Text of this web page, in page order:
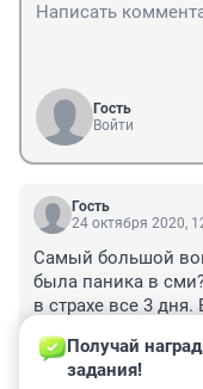
Гость
Войти
Гость
24 октября 2020,
Самый большой
была паника в
в страхе все 3
Зачем? Какой в
Получай
задания!